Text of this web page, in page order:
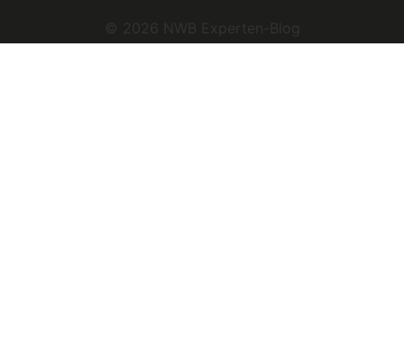
© 2026 NWB Experten-Blog